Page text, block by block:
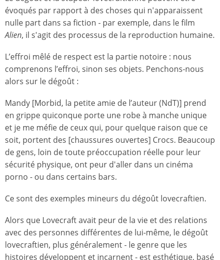
évoqués par rapport à des choses qui n'apparaissent
nulle part dans sa fiction - par exemple, dans le film
Alien, il s'agit des processus de la reproduction humaine.
L’effroi mêlé de respect est la partie notoire : nous
comprenons l’effroi, sinon ses objets. Penchons-nous
alors sur le dégoût :
Mandy [Morbid, la petite amie de l’auteur (NdT)] prend
en grippe quiconque porte une robe à manche unique
et je me méfie de ceux qui, pour quelque raison que ce
soit, portent des [chaussures ouvertes] Crocs. Beaucoup
de gens, loin de toute préoccupation réelle pour leur
sécurité physique, ont peur d'aller dans un cinéma
porno - ou dans certains bars.
Ce sont des exemples mineurs du dégoût lovecraftien.
Alors que Lovecraft avait peur de la vie et des relations
avec des personnes différentes de lui-même, le dégoût
lovecraftien, plus généralement - le genre que les
histoires développent et incarnent - est esthétique, basé